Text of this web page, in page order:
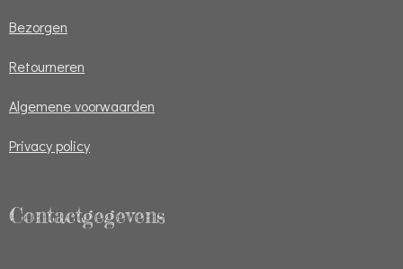
Bezorgen
Retourneren
Algemene voorwaarden
Privacy policy
Contactgegevens